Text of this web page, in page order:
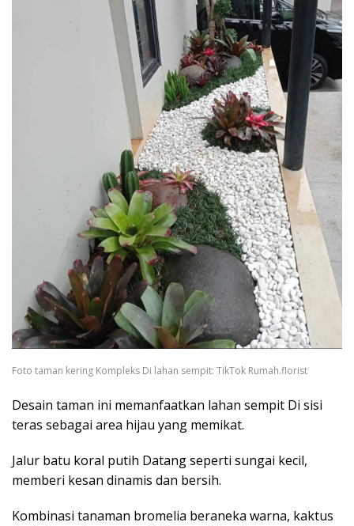
Foto taman kering Kompleks Di lahan sempit: TikTok Rumah.florist
Desain taman ini memanfaatkan lahan sempit Di sisi
teras sebagai area hijau yang memikat.
Jalur batu koral putih Datang seperti sungai kecil,
memberi kesan dinamis dan bersih.
Kombinasi tanaman bromelia beraneka warna, kaktus